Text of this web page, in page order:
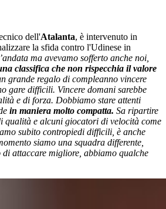
dell'Atalanta, è intervenuto in
la sfida contro l'Udinese in
ma avevamo sofferto anche noi,
classifica che non rispecchia il valore
grande regalo di compleanno vincere
gare difficili. Vincere domani sarebbe
e di forza. Dobbiamo stare attenti
in maniera molto compatta. Sa ripartire
qualità e alcuni giocatori di velocità come
subito contropiedi difficili, è anche
siamo una squadra differente,
attaccare migliore, abbiamo qualche